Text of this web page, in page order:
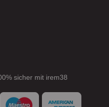
sicher mit irem38